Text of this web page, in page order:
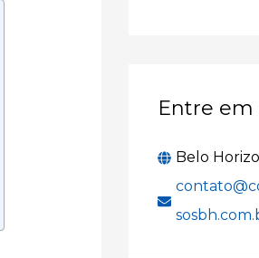
Entre
Belo